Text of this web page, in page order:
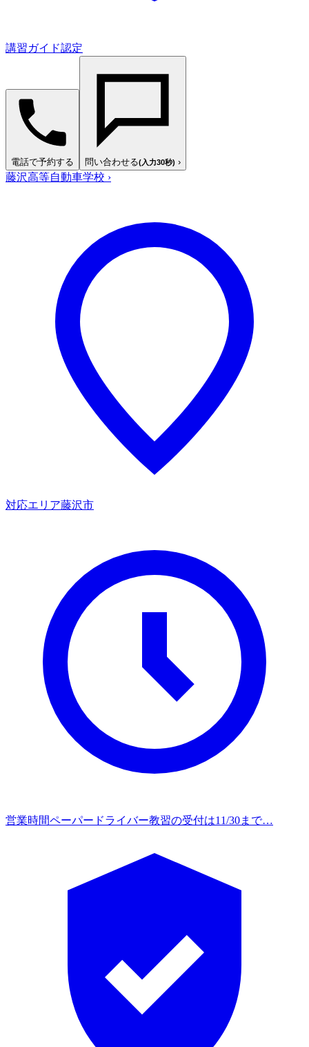
講習ガイド認定
電話で予約する 問い合わせる(入力30秒) ›
藤沢高等自動車学校 ›
対応エリア藤沢市
営業時間ペーパードライバー教習の受付は11/30まで…